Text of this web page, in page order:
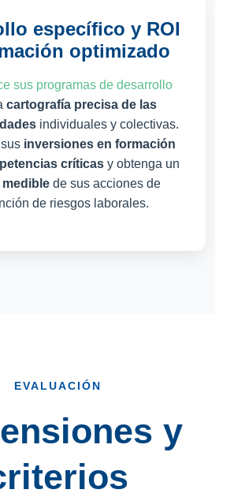
específico y ROI
optimizado
sus programas de desarrollo
cartografía precisa de las
individuales y colectivas.
inversiones en formación
críticasy obtenga un
de sus acciones de
de riesgos laborales.
EVALUACIÓN
y